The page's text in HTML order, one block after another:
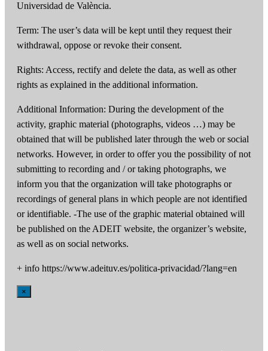
Universidad de València.
Term: The user’s data will be kept until they request their
withdrawal, oppose or revoke their consent.
Rights: Access, rectify and delete the data, as well as other
rights as explained in the additional information.
Additional Information: During the development of the
activity, graphic material (photographs, videos …) may be
obtained that will be published later through the web or social
networks. However, in order to offer you the possibility of not
submitting to recording and / or taking photographs, we
inform you that the organization will take photographs or
recordings of general plans in which people are not identified
or identifiable. -The use of the graphic material obtained will
be published on the ADEIT website, the organizer’s website,
as well as on social networks.
+ info https://www.adeituv.es/politica-privacidad/?lang=en
×